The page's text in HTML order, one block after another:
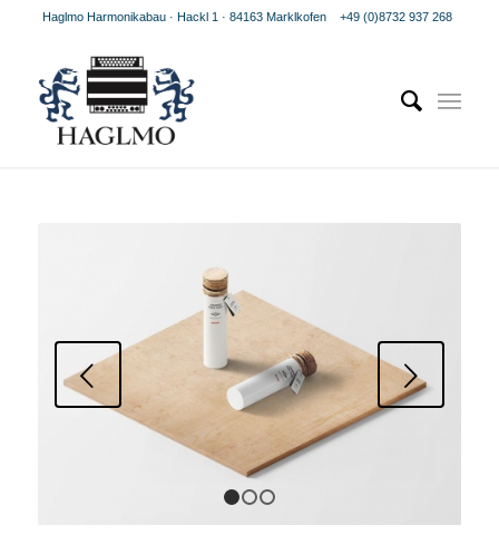
Haglmo Harmonikabau · Hackl 1 · 84163 Marklkofen+49 (0)8732 937 268
Weiter